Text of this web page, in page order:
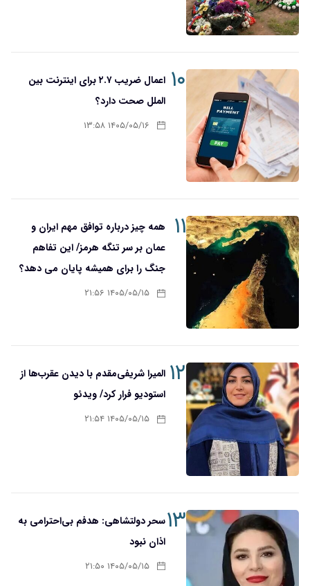
۱۰
اعمال ضریب ۲.۷ برای اینترنت بین
الملل صحت دارد؟
۱۴۰۵/۰۵/۱۶ ۱۳:۵۸
۱۱
همه چیز درباره توافق مهم ایران و
عمان بر سر تنگه هرمز/ این تفاهم
جنگ را برای همیشه پایان می دهد؟
۱۴۰۵/۰۵/۱۵ ۲۱:۵۶
۱۲ المیرا شریفی‌مقدم با دیدن عقرب‌ها از
استودیو فرار کرد/ ویدئو
۱۴۰۵/۰۵/۱۵ ۲۱:۵۴
۱۳سحر دولتشاهی: هدفم بی‌احترامی به
اذان نبود
۱۴۰۵/۰۵/۱۵ ۲۱:۵۰